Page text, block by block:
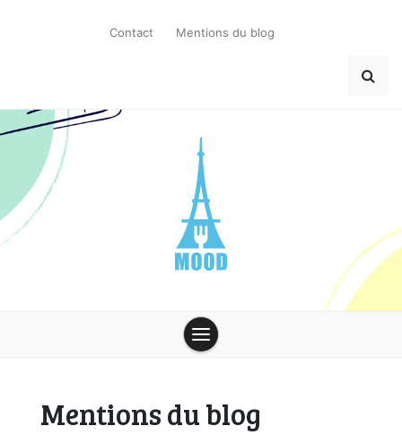
Contact Mentions du blog
MoodParis
Mentions du blog